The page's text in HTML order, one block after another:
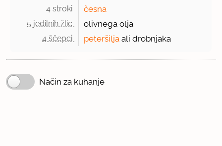
4 stroki česna
5 jedilnih žlic olivnega olja
4 ščepci peteršilja ali drobnjaka
Način za kuhanje